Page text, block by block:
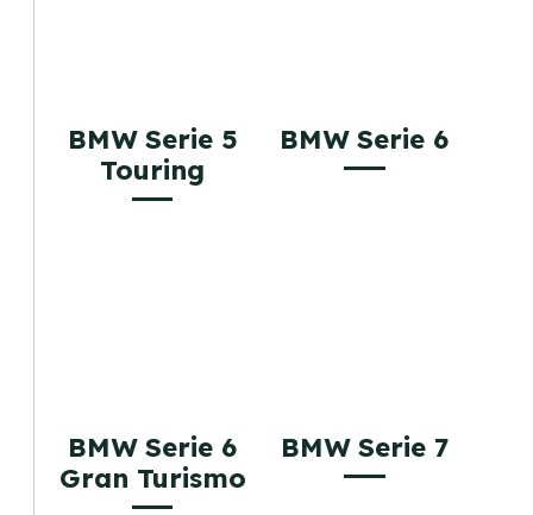
BMW Serie 5
Touring
BMW Serie 6
BMW Serie 6
Gran Turismo
BMW Serie 7